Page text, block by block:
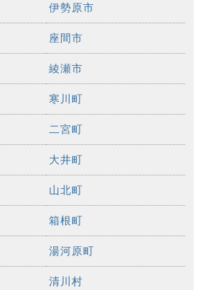
伊勢原市
座間市
綾瀬市
寒川町
二宮町
大井町
山北町
箱根町
湯河原町
清川村